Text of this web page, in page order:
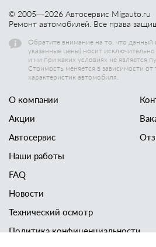
© 2005—2026 Автосервис Migauto.ru
Ремонт автомобилей. Все права
Обратите внимание на то, что данный
указанные цены) носит
и ни при каких условиях не является
Стоимость меняется в зависимости
характеристик автомобиля.
О компании
Акции
Автосервис
Наши работы
FAQ
Новости
Технический осмотр
Политика конфиценциальности